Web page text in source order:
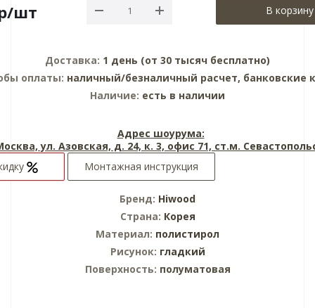
/шт В корзину
Доставка: 1 день (от 30 тысяч бесплатно)
оплаты: наличный/безналичный расчет, банковские
Наличие: есть в наличии
Адрес шоурума:
ул. Азовская, д. 24, к. 3, офис 71, ст.м.
Монтажная инструкция
Бренд: Hiwood
Страна: Корея
Материал: полистирол
Рисунок: гладкий
Поверхность: полуматовая